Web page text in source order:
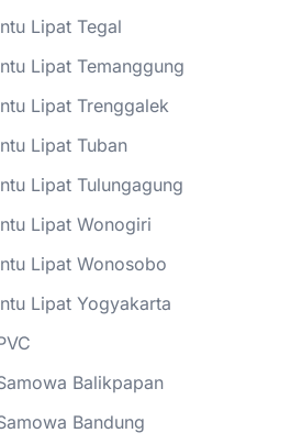
Lipat Tegal
Lipat Temanggung
Lipat Trenggalek
Lipat Tuban
Lipat Tulungagung
Lipat Wonogiri
Lipat Wonosobo
Lipat Yogyakarta
Balikpapan
Bandung